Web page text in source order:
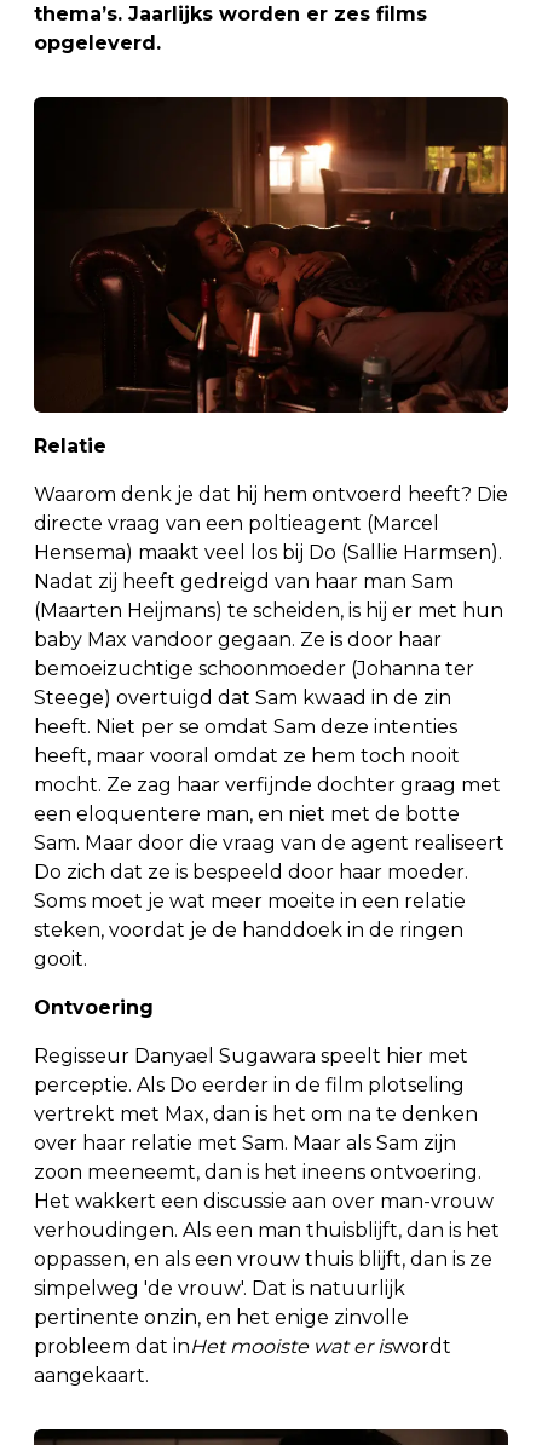
thema’s. Jaarlijks worden er zes films
opgeleverd.
Relatie
Waarom denk je dat hij hem ontvoerd heeft? Die
directe vraag van een poltieagent (Marcel
Hensema) maakt veel los bij Do (Sallie Harmsen).
Nadat zij heeft gedreigd van haar man Sam
(Maarten Heijmans) te scheiden, is hij er met hun
baby Max vandoor gegaan. Ze is door haar
bemoeizuchtige schoonmoeder (Johanna ter
Steege) overtuigd dat Sam kwaad in de zin
heeft. Niet per se omdat Sam deze intenties
heeft, maar vooral omdat ze hem toch nooit
mocht. Ze zag haar verfijnde dochter graag met
een eloquentere man, en niet met de botte
Sam. Maar door die vraag van de agent realiseert
Do zich dat ze is bespeeld door haar moeder.
Soms moet je wat meer moeite in een relatie
steken, voordat je de handdoek in de ringen
gooit.
Ontvoering
Regisseur Danyael Sugawara speelt hier met
perceptie. Als Do eerder in de film plotseling
vertrekt met Max, dan is het om na te denken
over haar relatie met Sam. Maar als Sam zijn
zoon meeneemt, dan is het ineens ontvoering.
Het wakkert een discussie aan over man-vrouw
verhoudingen. Als een man thuisblijft, dan is het
oppassen, en als een vrouw thuis blijft, dan is ze
simpelweg 'de vrouw'. Dat is natuurlijk
pertinente onzin, en het enige zinvolle
probleem dat inHet mooiste wat er iswordt
aangekaart.